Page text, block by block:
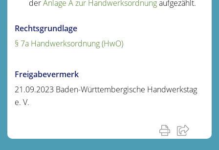
derAnlage A zur Handwerksordnungaufgezählt.
Rechtsgrundlage
§ 7a Handwerksordnung (HwO)
Freigabevermerk
21.09.2023 Baden-Württembergische Handwerkstag
e. V.